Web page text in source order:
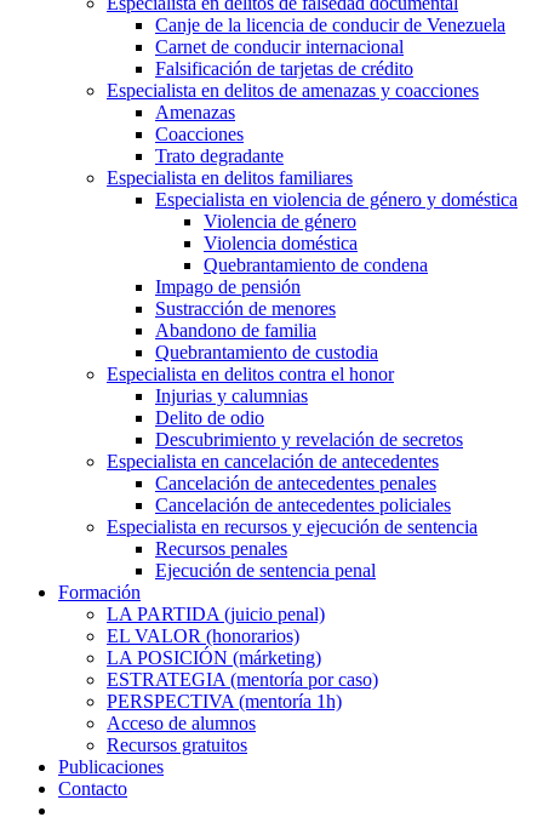
Canje de la licencia de conducir de Venezuela
Carnet de conducir internacional
Falsificación de tarjetas de crédito
Especialista en delitos de amenazas y coacciones
Amenazas
Coacciones
Trato degradante
Especialista en delitos familiares
Especialista en violencia de género y doméstica
Violencia de género
Violencia doméstica
Quebrantamiento de condena
Impago de pensión
Sustracción de menores
Abandono de familia
Quebrantamiento de custodia
Especialista en delitos contra el honor
Injurias y calumnias
Delito de odio
Descubrimiento y revelación de secretos
Especialista en cancelación de antecedentes
Cancelación de antecedentes penales
Cancelación de antecedentes policiales
Especialista en recursos y ejecución de sentencia
Recursos penales
Ejecución de sentencia penal
Formación
LA PARTIDA (juicio penal)
EL VALOR (honorarios)
LA POSICIÓN (márketing)
ESTRATEGIA (mentoría por caso)
PERSPECTIVA (mentoría 1h)
Acceso de alumnos
Recursos gratuitos
Publicaciones
Contacto